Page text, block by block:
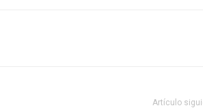
Artículo